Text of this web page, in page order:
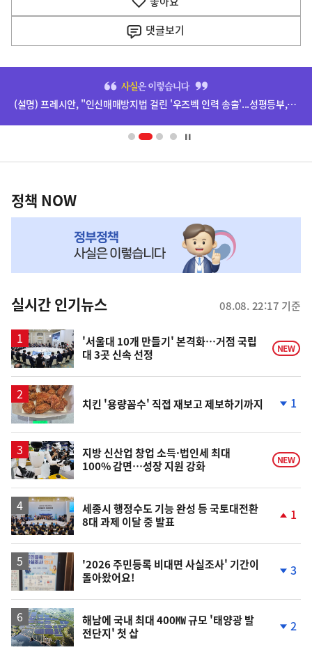
댓글보기
영
(설명) 프레시안, "인신매매방지법 걸린 '우즈벡 인력 송출'...성평등부,노동·법무부에 개선 요청" 관련
책
NOW,
뉴
스
정책 NOW
실시간 인기뉴스 08.08. 22:17 기준
'서울대 10개 만들기' 본격화…거점 국립
대 3곳 신속 선정
NEW
치킨 '용량꼼수' 직접 재보고 제보하기까지
하
락
1
지방 신산업 창업 소득·법인세 최대
100% 감면…성장 지원 강화
NEW
세종시 행정수도 기능 완성 등 국토대전환
8대 과제 이달 중 발표
상
1
'2026 주민등록 비대면 사실조사' 기간이
돌아왔어요!
하
3
해남에 국내 최대 400㎿ 규모 '태양광 발
전단지' 첫 삽
2